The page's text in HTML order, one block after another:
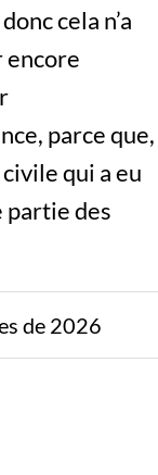
cela n’a
encore
parce que,
qui a eu
partie des
de 2026